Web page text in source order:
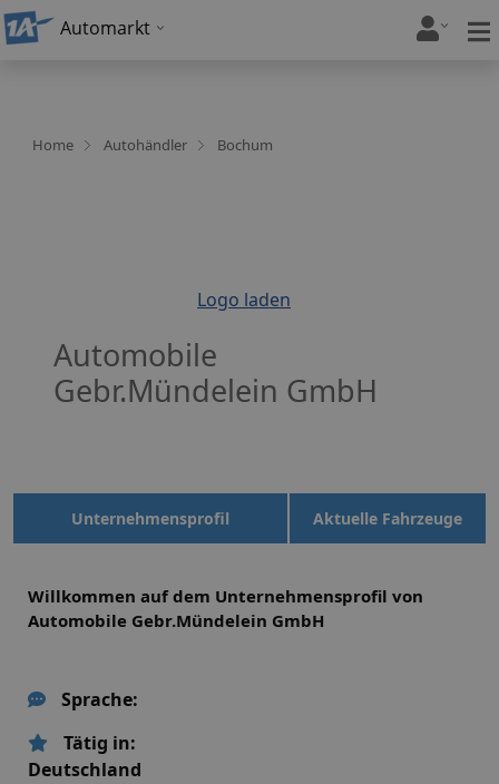
Automarkt
Home Autohändler Bochum
Logo laden
Automobile
Gebr.Mündelein GmbH
Unternehmensprofil Aktuelle Fahrzeuge
Willkommen auf dem Unternehmensprofil von
Automobile Gebr.Mündelein GmbH
Sprache:
Tätig in:
Deutschland